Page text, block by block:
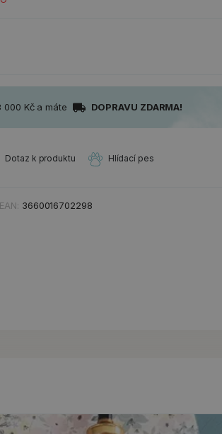
000 Kč a máte DOPRAVU ZDARMA!
Dotaz k produktu Hlídací pes
EAN: 3660016702298